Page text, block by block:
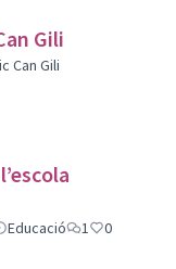
Gili
Can Gili
Educació 1
0